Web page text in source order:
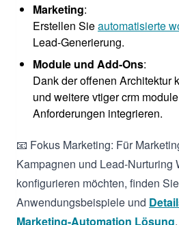
Marketing:
Erstellen Sieautomatisierte
Lead-Generierung.
Module und Add-Ons:
Dank der offenen Architektur
und weitere vtiger crm
Anforderungen integrieren.
📧 Fokus Marketing: Für
Kampagnen und Lead-Nurturing
konfigurieren möchten, finden
Anwendungsbeispiele und
Marketing-Automation Lösung.